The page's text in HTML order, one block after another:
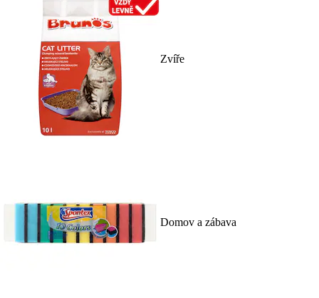
Zvíře
Domov a zábava